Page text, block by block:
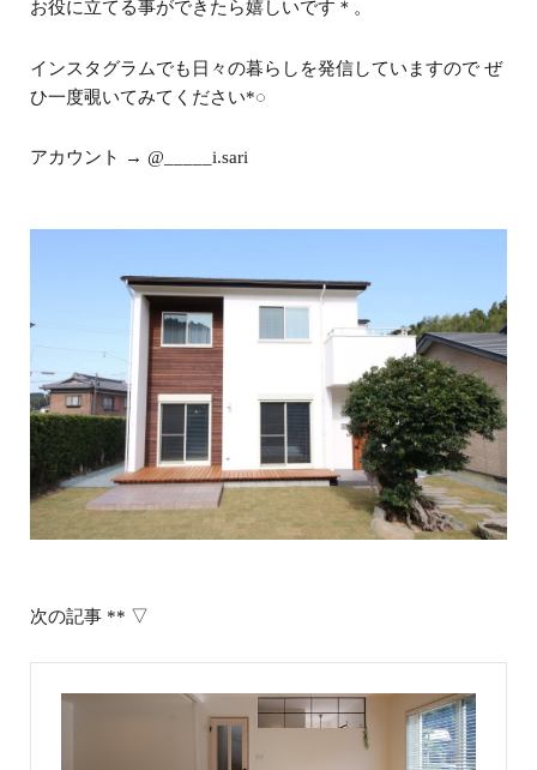
お役に立てる事ができたら嬉しいです＊。
インスタグラムでも日々の暮らしを発信していますので ぜ
ひ一度覗いてみてください*◌
アカウント → @_____i.sari
次の記事 ** ▽